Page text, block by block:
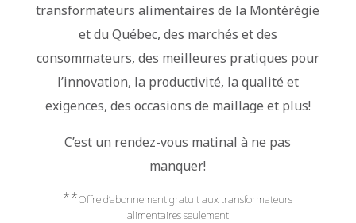
transformateurs alimentaires de la Montérégie
et du Québec, des marchés et des
consommateurs, des meilleures pratiques pour
l’innovation, la productivité, la qualité et
exigences, des occasions de maillage et plus!
C’est un rendez-vous matinal à ne pas
manquer!
**Offre d’abonnement gratuit aux transformateurs
alimentaires seulement